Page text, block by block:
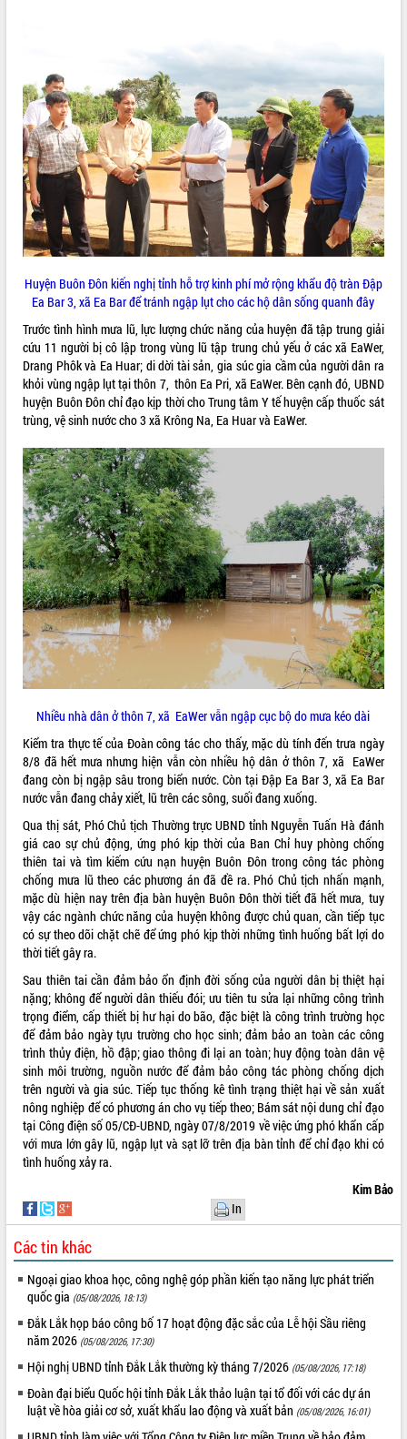
Lễ truy điệu và an táng hài cốt liệt sĩ
tại Nghĩa trang Liệt sĩ xã Sơn Hòa
Bàn giải pháp tháo gỡ khó khăn trong
xuất khẩu sầu riêng và triển khai quy
định EUDR
Thứ trưởng Bộ Nông nghiệp và Môi
trường Nguyễn Hoàng Hiệp khảo sát
vùng trồng và doanh nghiệp đóng gói
sầu riêng tại Đắk Lắk
Trình diễn nghệ thuật chế biến các
Đắk Lắk công bố Quy hoạch và xúc
tiến đầu tư tỉnh
Ngành cá ngừ Đắk Lắk chủ động thích
ứng để giữ vững thị trường xuất khẩu
Diễn đàn Kinh tế tư nhân Việt Nam đột
phá cơ chế - Hợp tác công tư
Đề án 06 tạo bước ngoặt đột phá trong
cải cách hành chính tỉnh Đắk Lắk
Kết nối tour, đẩy mạnh chuyển đổi số
để phát triển du lịch Đắk Lắk
Khởi động Dự án Đầu tư xây dựng hạ
tầng kỹ thuật Cụm công nghiệp Tân
Tiến
Gặp mặt các cơ quan báo chí nhân Kỷ
niệm 101 năm Ngày Báo chí Cách
mạng Việt Nam
Đắk Lắk sơ kết 4 năm triển khai thực
hiện Đề án 06 của Chính phủ
Họp báo thông tin về Hội nghị Công bố
Quy hoạch và Xúc tiến đầu tư tỉnh Đắk
Lắk
Khơi thông điểm nghẽn, đẩy nhanh
giải ngân vốn khắc phục thiên tai
HĐND tỉnh thông qua điều chỉnh Quy
hoạch tỉnh thời kỳ 2021-2030
Hội thảo góp ý hồ sơ điều chỉnh quy
tầm nhìn đến năm 2050
Nâng cao hiệu quả hoạt động của các
doanh nghiệp nhà nước
Hội nghị triển khai kết nối mạng
truyền số liệu chuyên dùng phục vụ cơ
quan Đảng, Nhà nước
Lễ phát động chuỗi hoạt động chung
tay làm sạch môi trường
Xã Ea Kar bước chuyển mình trong
công tác cải cách hành chính mô hình
mới
UBND tỉnh họp báo định kỳ tháng 4
năm 2026
Hội thảo khoa học “Giải pháp thúc đẩy
phát triển nền kinh tế xanh tại tỉnh
Đắk Lắk”
Tăng cường giám sát, đôn đốc thực
hiện nhiệm vụ quản lý tài sản công
Tháo gỡ những vướng mắc, đẩy mạnh
tại Trung tâm Phục vụ hành chính
công tỉnh
Đắk Lắk: Tôn vinh 46 giải pháp tại Hội
Đắk Lắk rà soát, điều chỉnh Đề án 190
về phát triển nuôi trồng thủy sản
Phó Chủ tịch UBND tỉnh Đắk Lắk
Trương Công Thái kiểm tra thực địa
Dự án cao tốc Khánh Hòa - Buôn Ma
Thuột
LIÊN KẾT WEB
THỐNG KÊ TRUY CẬP
Hôm nay: 18562
Tất cả:
65994704
Huyện Buôn Đôn kiến nghị tỉnh hỗ trợ kinh phí mở rộng khẩu độ tràn Đập
Ea Bar 3, xã Ea Bar để tránh ngập lụt cho các hộ dân sống quanh đây
Trước tình hình mưa lũ, lực lượng chức năng của huyện đã tập trung giải
cứu 11 người bị cô lập trong vùng lũ tập trung chủ yếu ở các xã EaWer,
Drang Phôk và Ea Huar; di dời tài sản, gia súc gia cầm của người dân ra
khỏi vùng ngập lụt tại thôn 7, thôn Ea Pri, xã EaWer. Bên cạnh đó, UBND
huyện Buôn Đôn chỉ đạo kịp thời cho Trung tâm Y tế huyện cấp thuốc sát
trùng, vệ sinh nước cho 3 xã Krông Na, Ea Huar và EaWer.
Nhiều nhà dân ở thôn 7, xã EaWer vẫn ngập cục bộ do mưa kéo dài
Kiểm tra thực tế của Đoàn công tác cho thấy, mặc dù tính đến trưa ngày
8/8 đã hết mưa nhưng hiện vẫn còn nhiều hộ dân ở thôn 7, xã EaWer
đang còn bị ngập sâu trong biển nước. Còn tại Đập Ea Bar 3, xã Ea Bar
nước vẫn đang chảy xiết, lũ trên các sông, suối đang xuống.
Qua thị sát, Phó Chủ tịch Thường trực UBND tỉnh Nguyễn Tuấn Hà đánh
giá cao sự chủ động, ứng phó kịp thời của Ban Chỉ huy phòng chống
thiên tai và tìm kiếm cứu nạn huyện Buôn Đôn trong công tác phòng
chống mưa lũ theo các phương án đã đề ra. Phó Chủ tịch nhấn mạnh,
mặc dù hiện nay trên địa bàn huyện Buôn Đôn thời tiết đã hết mưa, tuy
vậy các ngành chức năng của huyện không được chủ quan, cần tiếp tục
có sự theo dõi chặt chẽ để ứng phó kịp thời những tình huống bất lợi do
thời tiết gây ra.
Sau thiên tai cần đảm bảo ổn định đời sống của người dân bị thiệt hại
nặng; không để người dân thiếu đói; ưu tiên tu sửa lại những công trình
trọng điểm, cấp thiết bị hư hại do bão, đặc biệt là công trình trường học
để đảm bảo ngày tựu trường cho học sinh; đảm bảo an toàn các công
trình thủy điện, hồ đập; giao thông đi lại an toàn; huy động toàn dân vệ
sinh môi trường, nguồn nước để đảm bảo công tác phòng chống dịch
trên người và gia súc. Tiếp tục thống kê tình trạng thiệt hại về sản xuất
nông nghiệp để có phương án cho vụ tiếp theo; Bám sát nội dung chỉ đạo
tại Công điện số 05/CĐ-UBND, ngày 07/8/2019 về việc ứng phó khẩn cấp
với mưa lớn gây lũ, ngập lụt và sạt lỡ trên địa bàn tỉnh để chỉ đạo khi có
tình huống xảy ra.
Kim Bảo
In
Các tin khác
Ngoại giao khoa học, công nghệ góp phần kiến tạo năng lực phát triển
quốc gia (05/08/2026, 18:13)
Đắk Lắk họp báo công bố 17 hoạt động đặc sắc của Lễ hội Sầu riêng
năm 2026 (05/08/2026, 17:30)
Hội nghị UBND tỉnh Đắk Lắk thường kỳ tháng 7/2026 (05/08/2026, 17:18)
Đoàn đại biểu Quốc hội tỉnh Đắk Lắk thảo luận tại tổ đối với các dự án
luật về hòa giải cơ sở, xuất khẩu lao động và xuất bản (05/08/2026, 16:01)